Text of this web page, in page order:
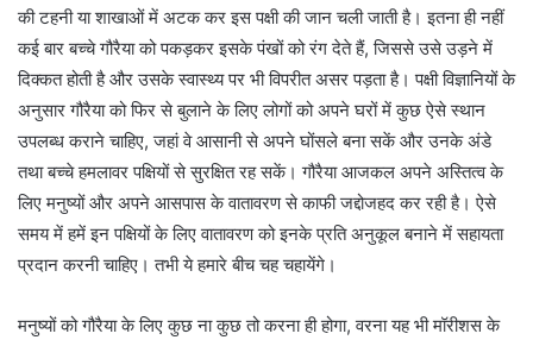
की टहनी या शाखाओं में अटक कर इस पक्षी की जान चली जाती है। इतना ही नहीं
कई बार बच्चे गौरैया को पकड़कर इसके पंखों को रंग देते हैं, जिससे उसे उड़ने में
दिक्कत होती है और उसके स्वास्थ्य पर भी विपरीत असर पड़ता है। पक्षी विज्ञानियों के
अनुसार गौरैया को फिर से बुलाने के लिए लोगों को अपने घरों में कुछ ऐसे स्थान
उपलब्ध कराने चाहिए, जहां वे आसानी से अपने घोंसले बना सकें और उनके अंडे
तथा बच्चे हमलावर पक्षियों से सुरक्षित रह सकें। गौरैया आजकल अपने अस्तित्व के
लिए मनुष्यों और अपने आसपास के वातावरण से काफी जद्दोजहद कर रही है। ऐसे
समय में हमें इन पक्षियों के लिए वातावरण को इनके प्रति अनुकूल बनाने में सहायता
प्रदान करनी चाहिए। तभी ये हमारे बीच चह चहायेंगे।
मनुष्यों को गौरैया के लिए कुछ ना कुछ तो करना ही होगा, वरना यह भी मॉरीशस के